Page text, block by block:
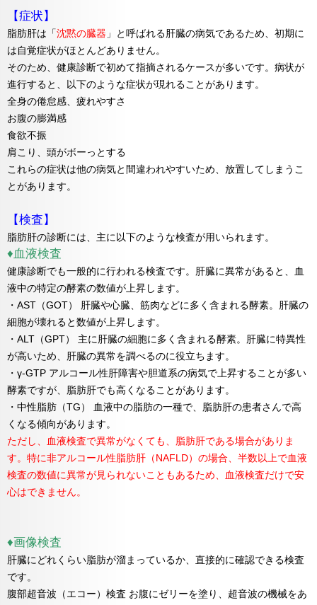
【症状】
脂肪肝は「沈黙の臓器 」と呼ばれる肝臓の病気であるため、初期に
は自覚症状がほとんどありません。
そのため、健康診断で初めて指摘されるケースが多いです。病状が
進行すると、以下のような症状が現れることがあります。
全身の倦怠感、疲れやすさ
お腹の膨満感
食欲不振
肩こり、頭がボーっとする
これらの症状は他の病気と間違われやすいため、放置してしまうこ
とがあります。
【検査】
脂肪肝の診断には、主に以下のような検査が用いられます。
♦血液検査
健康診断でも一般的に行われる検査です。肝臓に異常があると、血
液中の特定の酵素の数値が上昇します。
・AST（GOT） 肝臓や心臓、筋肉などに多く含まれる酵素。肝臓の
細胞が壊れると数値が上昇します。
・ALT（GPT） 主に肝臓の細胞に多く含まれる酵素。肝臓に特異性
が高いため、肝臓の異常を調べるのに役立ちます。
・γ-GTP アルコール性肝障害や胆道系の病気で上昇することが多い
酵素ですが、脂肪肝でも高くなることがあります。
・中性脂肪（TG） 血液中の脂肪の一種で、脂肪肝の患者さんで高
くなる傾向があります。
ただし、血液検査で異常がなくても、脂肪肝である場合がありま
す。特に非アルコール性脂肪肝（NAFLD）の場合、半数以上で血液
検査の数値に異常が見られないこともあるため、血液検査だけで安
心はできません。
♦画像検査
肝臓にどれくらい脂肪が溜まっているか、直接的に確認できる検査
です。
腹部超音波（エコー）検査 お腹にゼリーを塗り、超音波の機械をあ